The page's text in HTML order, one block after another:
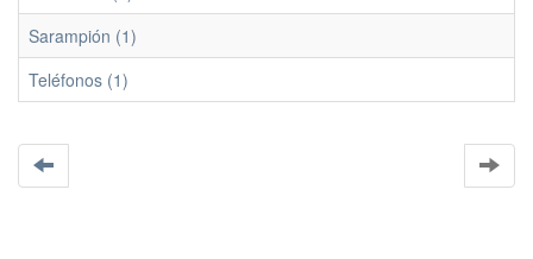
Sarampión (1)
Teléfonos (1)